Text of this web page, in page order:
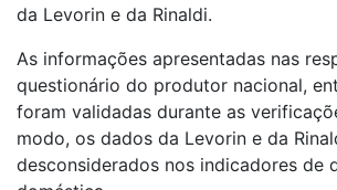
da Levorin e da Rinaldi.
As informações apresentadas nas
questionário do produtor nacional,
foram validadas durante as
modo, os dados da Levorin e da
desconsiderados nos indicadores de